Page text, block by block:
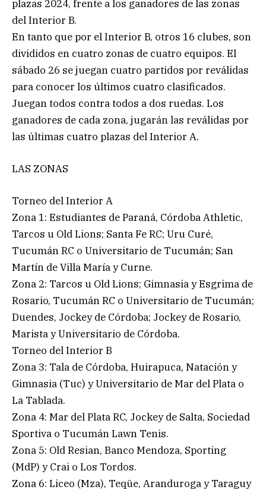
plazas 2024, frente a los ganadores de las zonas
del Interior B.
En tanto que por el Interior B, otros 16 clubes, son
divididos en cuatro zonas de cuatro equipos. El
sábado 26 se juegan cuatro partidos por reválidas
para conocer los últimos cuatro clasificados.
Juegan todos contra todos a dos ruedas. Los
ganadores de cada zona, jugarán las reválidas por
las últimas cuatro plazas del Interior A.
LAS ZONAS
Torneo del Interior A
Zona 1: Estudiantes de Paraná, Córdoba Athletic,
Tarcos u Old Lions; Santa Fe RC; Uru Curé,
Tucumán RC o Universitario de Tucumán; San
Martín de Villa María y Curne.
Zona 2: Tarcos u Old Lions; Gimnasia y Esgrima de
Rosario, Tucumán RC o Universitario de Tucumán;
Duendes, Jockey de Córdoba; Jockey de Rosario,
Marista y Universitario de Córdoba.
Torneo del Interior B
Zona 3: Tala de Córdoba, Huirapuca, Natación y
Gimnasia (Tuc) y Universitario de Mar del Plata o
La Tablada.
Zona 4: Mar del Plata RC, Jockey de Salta, Sociedad
Sportiva o Tucumán Lawn Tenis.
Zona 5: Old Resian, Banco Mendoza, Sporting
(MdP) y Crai o Los Tordos.
Zona 6: Liceo (Mza), Teqüe, Aranduroga y Taraguy